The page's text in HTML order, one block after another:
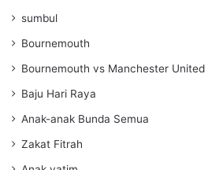
sumbul
Bournemouth
Bournemouth vs Manchester United
Baju Hari Raya
Anak-anak Bunda Semua
Zakat Fitrah